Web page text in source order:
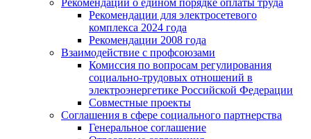
Рекомендации о едином порядке оплаты труда
Рекомендации для электросетевого
комплекса 2024 года
Рекомендации 2008 года
Взаимодействие с профсоюзами
Комиссия по вопросам регулирования
социально-трудовых отношений в
электроэнергетике Российской Федерации
Совместные проекты
Соглашения в сфере социального партнерства
Генеральное соглашение